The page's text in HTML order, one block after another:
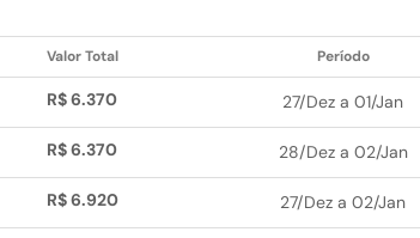
Valor Total Período
R$ 6.370 27/Dez a 01/Jan
R$ 6.370 28/Dez a 02/Jan
R$ 6.920 27/Dez a 02/Jan